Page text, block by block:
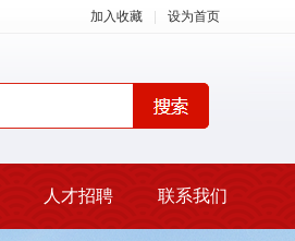
加入收藏 设为首页
人才招聘 联系我们